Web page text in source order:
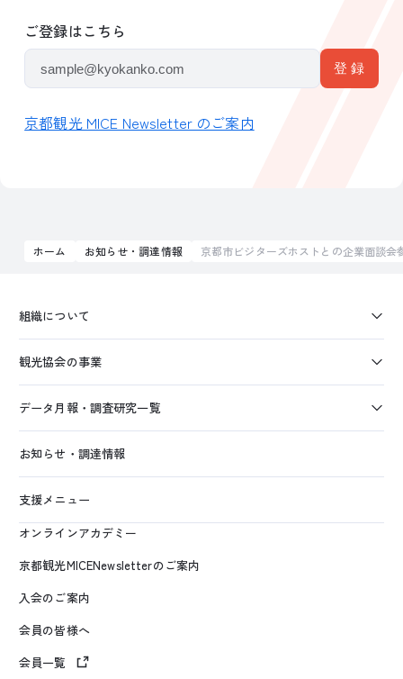
ご登録はこちら
京都観光 MICE Newsletter のご案内
ホーム お知らせ・調達情報 京都市ビジターズホストとの企業面談会
組織について
観光協会の事業
データ月報・調査研究一覧
お知らせ・調達情報
支援メニュー
オンラインアカデミー
京都観光MICENewsletterのご案内
入会のご案内
会員の皆様へ
会員一覧